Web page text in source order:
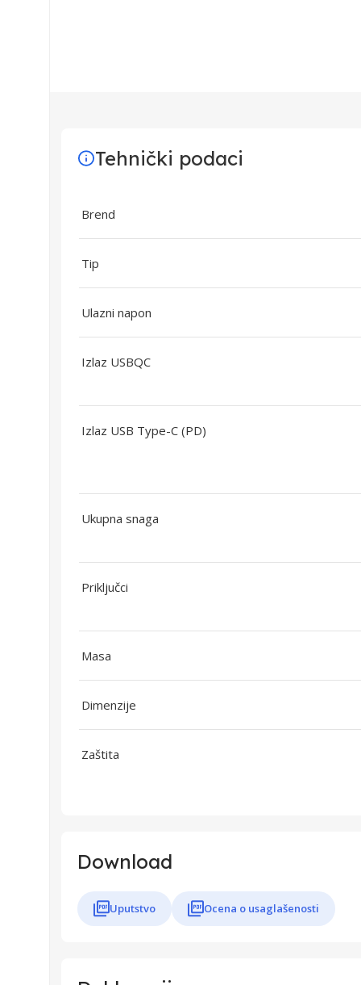
Tehnički podaci
Brend
Tip
Ulazni napon
Izlaz USBQC
Izlaz USB Type-C (PD)
Ukupna snaga
Priključci
Masa
Dimenzije
Zaštita
Download
Uputstvo Ocena o usaglašenosti